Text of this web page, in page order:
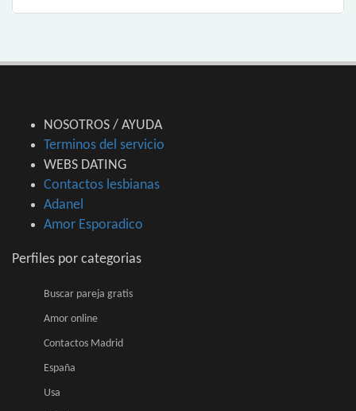
NOSOTROS / AYUDA
Terminos del servicio
WEBS DATING
Contactos lesbianas
Adanel
Amor Esporadico
Perfiles por categorias
Buscar pareja gratis
Amor online
Contactos Madrid
España
Usa